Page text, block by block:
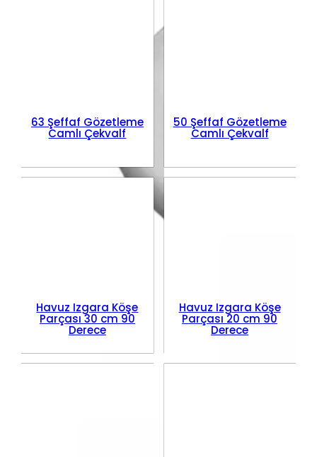
63 Şeffaf Gözetleme
Camlı Çekvalf
50 Şeffaf Gözetleme
Camlı Çekvalf
Havuz Izgara Köşe
Parçası 30 cm 90
Derece
Havuz Izgara Köşe
Parçası 20 cm 90
Derece